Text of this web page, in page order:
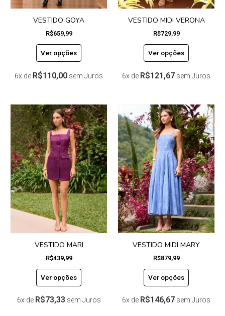
VESTIDO GOYA
R$659,99
Ver opções
página
do
6x de R$110,00 sem Juros
VESTIDO MIDI VERONA
R$729,99
Ver opções
página
do
6x de R$121,67 sem Juros
VESTIDO MARI
R$439,99
Ver opções
Este
produto
tem
várias
variantes.
As
opções
podem
ser
escolhidas
na
página
do
6x de R$73,33 sem Juros
VESTIDO MIDI MARY
R$879,99
Ver opções
Este
produto
tem
várias
variantes.
As
opções
podem
ser
escolhidas
na
página
do
6x de R$146,67 sem Juros